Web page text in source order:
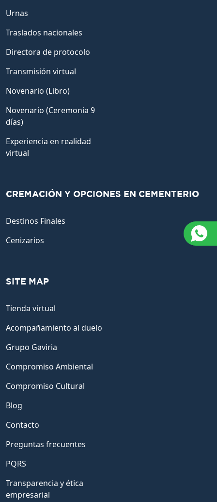
Urnas
Traslados nacionales
Directora de protocolo
Transmisión virtual
Novenario (Libro)
Novenario (Ceremonia 9
días)
Experiencia en realidad
virtual
CREMACIÓN Y OPCIONES EN CEMENTERIO
Destinos Finales
Cenizarios
SITE MAP
Tienda virtual
Acompañamiento al duelo
Grupo Gaviria
Compromiso Ambiental
Compromiso Cultural
Blog
Contacto
Preguntas frecuentes
PQRS
Transparencia y ética
empresarial